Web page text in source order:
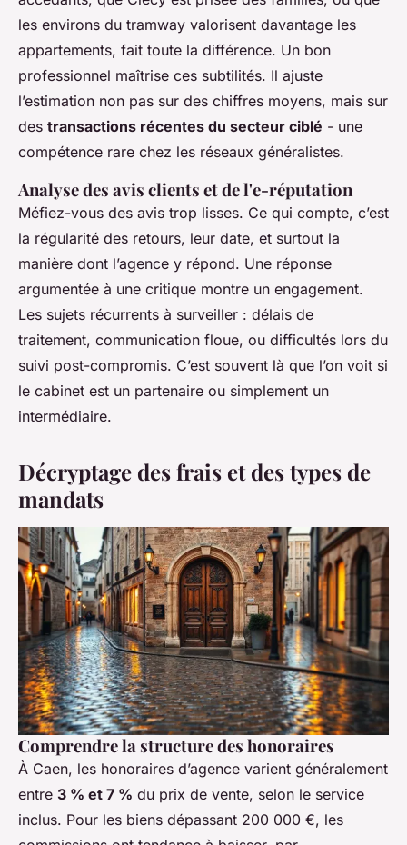
les environs du tramway valorisent davantage les
appartements, fait toute la différence. Un bon
professionnel maîtrise ces subtilités. Il ajuste
l’estimation non pas sur des chiffres moyens, mais sur
des transactions récentes du secteur ciblé - une
compétence rare chez les réseaux généralistes.
Analyse des avis clients et de l'e-réputation
Méfiez-vous des avis trop lisses. Ce qui compte, c’est
la régularité des retours, leur date, et surtout la
manière dont l’agence y répond. Une réponse
argumentée à une critique montre un engagement.
Les sujets récurrents à surveiller : délais de
traitement, communication floue, ou difficultés lors du
suivi post-compromis. C’est souvent là que l’on voit si
le cabinet est un partenaire ou simplement un
intermédiaire.
Décryptage des frais et des types de
mandats
Comprendre la structure des honoraires
À Caen, les honoraires d’agence varient généralement
entre 3 % et 7 % du prix de vente, selon le service
inclus. Pour les biens dépassant 200 000 €, les